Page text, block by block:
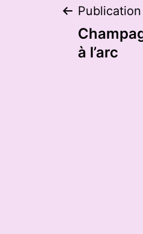
de
à l’arc